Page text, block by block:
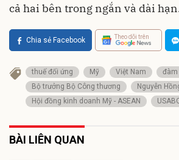
cả hai bên trong ngắn và dài
Chia sẻ Facebook Theo dõi trên
thuế đối ứng Mỹ Việt Nam
đàm
Bộ trưởng Bộ Công thương
Nguyễn
Hội đồng kinh doanh Mỹ - ASEAN
BÀI LIÊN QUAN